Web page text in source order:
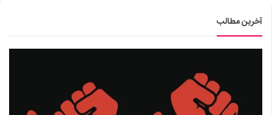
آخرین مطالب